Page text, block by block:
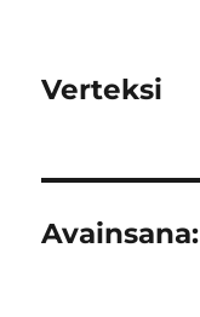
Verteksi
Avainsana: